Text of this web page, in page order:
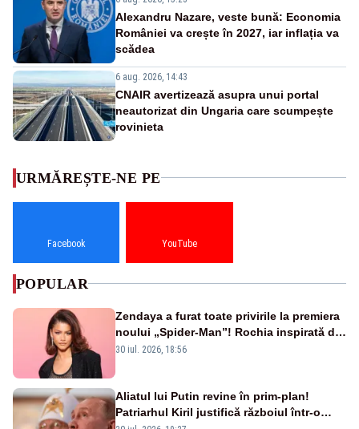
Alexandru Nazare, veste bună: Economia
României va crește în 2027, iar inflația va
scădea
6 aug. 2026, 14:43
CNAIR avertizează asupra unui portal
neautorizat din Ungaria care scumpește
rovinieta
URMĂREȘTE-NE PE
Facebook YouTube
POPULAR
Zendaya a furat toate privirile la premiera
noului „Spider-Man”! Rochia inspirată de
pânza de păianjen a făcut senzație
30 iul. 2026, 18:56
Aliatul lui Putin revine în prim-plan!
Patriarhul Kiril justifică războiul într-o